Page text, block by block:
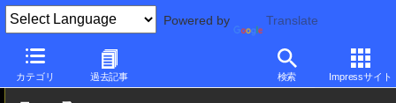
Powered by Translate
カテゴリ 過去記事 検索 Impressサイト
PC Watch 半導体/周辺機器 ゲーミング